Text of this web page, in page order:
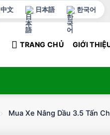
中文 日本語 한국어
TRANG CHỦ GIỚI
Mua Xe Nâng Dầu 3.5 Tấn